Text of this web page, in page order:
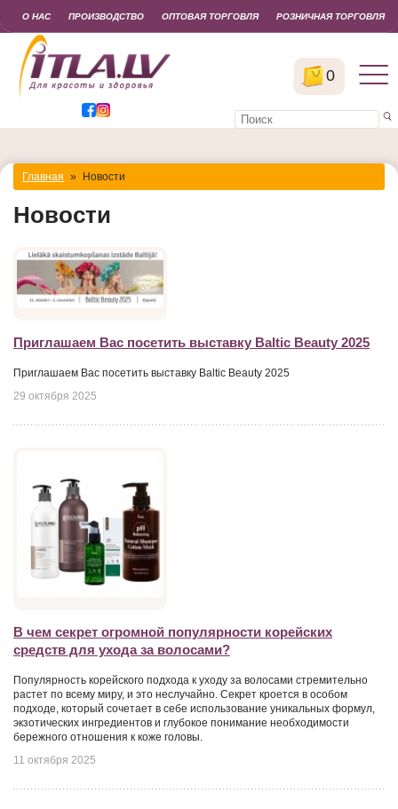
0
О НАС ПРОИЗВОДСТВО ОПТОВАЯ ТОРГОВЛЯ РОЗНИЧНАЯ ТОРГОВЛЯ
Главная » Новости
Новости
Приглашаем Вас посетить выставку Baltic Beauty 2025
Приглашаем Вас посетить выставку Baltic Beauty 2025
29 октября 2025
В чем секрет огромной популярности корейских
средств для ухода за волосами?
Популярность корейского подхода к уходу за волосами стремительно
растет по всему миру, и это неслучайно. Секрет кроется в особом
подходе, который сочетает в себе использование уникальных формул,
экзотических ингредиентов и глубокое понимание необходимости
бережного отношения к коже головы.
11 октября 2025